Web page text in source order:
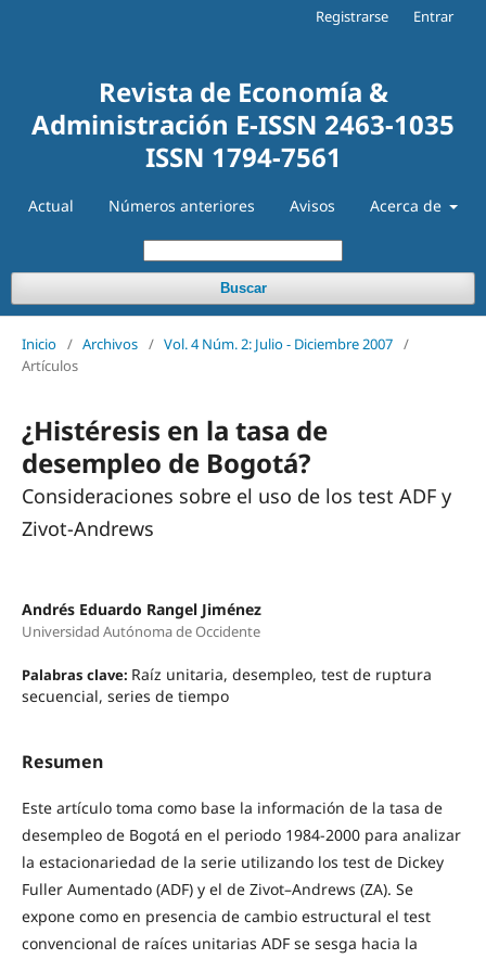
Revista de Economía &
Administración E-ISSN 2463-1035
ISSN 1794-7561
Actual Números anteriores Avisos Acerca de
Buscar
Registrarse Entrar
Inicio / Archivos / Vol. 4 Núm. 2: Julio - Diciembre 2007 /
Artículos
¿Histéresis en la tasa de
desempleo de Bogotá?
Consideraciones sobre el uso de los test ADF y
Zivot-Andrews
Andrés Eduardo Rangel Jiménez
Universidad Autónoma de Occidente
Palabras clave: Raíz unitaria, desempleo, test de ruptura
secuencial, series de tiempo
Resumen
Este artículo toma como base la información de la tasa de
desempleo de Bogotá en el periodo 1984-2000 para analizar
la estacionariedad de la serie utilizando los test de Dickey
Fuller Aumentado (ADF) y el de Zivot–Andrews (ZA). Se
expone como en presencia de cambio estructural el test
convencional de raíces unitarias ADF se sesga hacia la